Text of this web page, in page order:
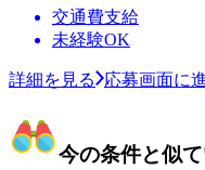
交通費支給
未経験OK
詳細を見る 応募画面に
今の条件と似